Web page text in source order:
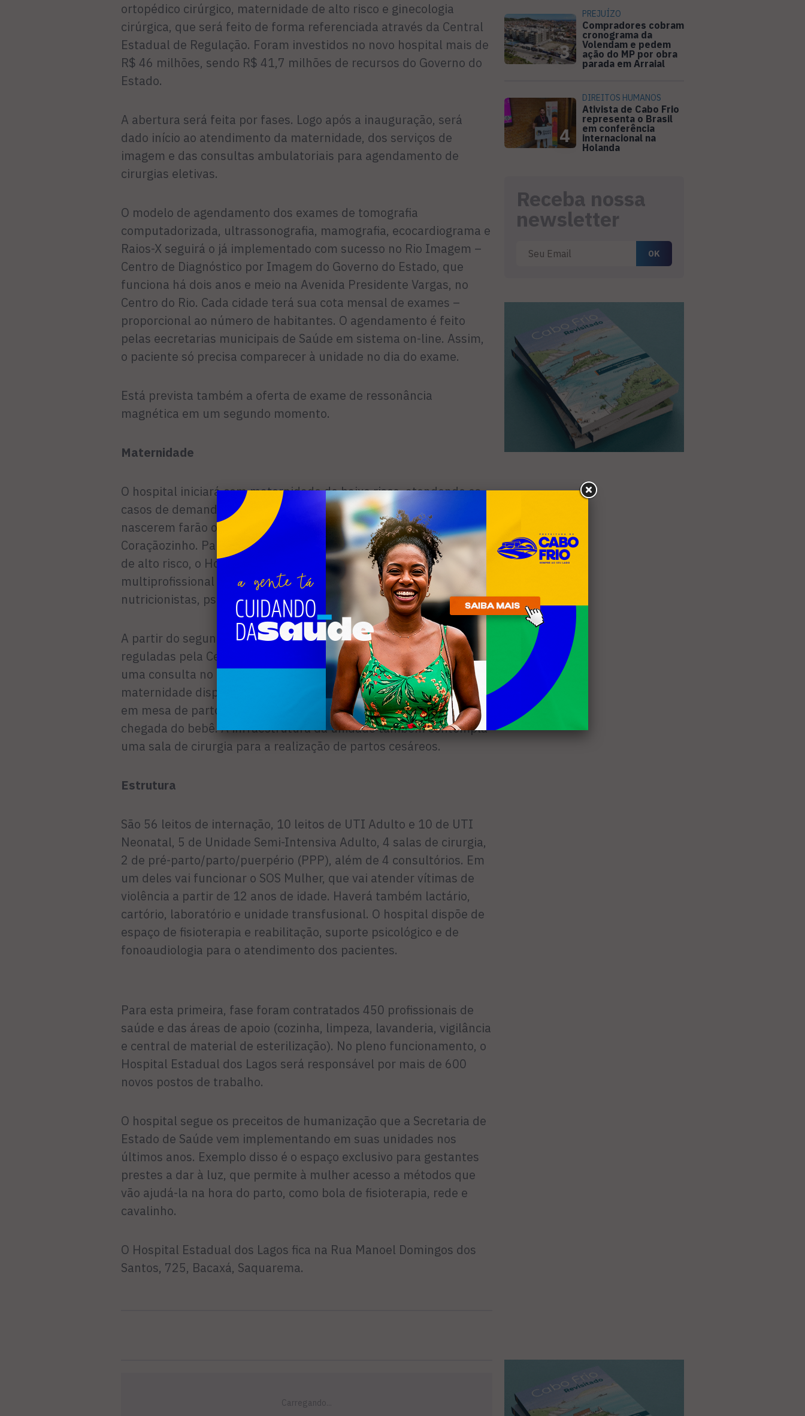
ortopédico cirúrgico, maternidade de alto risco e ginecologia
cirúrgica, que será feito de forma referenciada através da Central
Estadual de Regulação. Foram investidos no novo hospital mais de
R$ 46 milhões, sendo R$ 41,7 milhões de recursos do Governo do
Estado.
A abertura será feita por fases. Logo após a inauguração, será
dado início ao atendimento da maternidade, dos serviços de
imagem e das consultas ambulatoriais para agendamento de
cirurgias eletivas.
O modelo de agendamento dos exames de tomografia
computadorizada, ultrassonografia, mamografia, ecocardiograma e
Raios-X seguirá o já implementado com sucesso no Rio Imagem –
Centro de Diagnóstico por Imagem do Governo do Estado, que
funciona há dois anos e meio na Avenida Presidente Vargas, no
Centro do Rio. Cada cidade terá sua cota mensal de exames –
proporcional ao número de habitantes. O agendamento é feito
pelas eecretarias municipais de Saúde em sistema on-line. Assim,
o paciente só precisa comparecer à unidade no dia do exame.
Está prevista também a oferta de exame de ressonância
magnética em um segundo momento.
Maternidade
O hospital iniciará com maternidade de baixo risco, atendendo os
casos de demanda espontânea. Na unidade, todos os bebês que
nascerem farão os Testes do Pezinho, Orelhinha, Olhinho e
Coraçãozinho. Para realizar o atendimento de gestantes e bebês
de alto risco, o Hospital Estadual dos Lagos conta com equipe
multiprofissional especializada com médicos, enfermeiros,
nutricionistas, psicólogos e assistentes sociais.
A partir do segundo mês de funcionamento, as pacientes
reguladas pela Central Estadual de Regulação farão pelo menos
uma consulta no Hospital Estadual dos Lagos antes do parto. A
maternidade dispõe de salas de PPP, onde a cama se transforma
em mesa de parto normal e o acompanhante pode ver de perto a
chegada do bebê. A infraestrutura da unidade também contempla
uma sala de cirurgia para a realização de partos cesáreos.
Estrutura
São 56 leitos de internação, 10 leitos de UTI Adulto e 10 de UTI
Neonatal, 5 de Unidade Semi-Intensiva Adulto, 4 salas de cirurgia,
2 de pré-parto/parto/puerpério (PPP), além de 4 consultórios. Em
um deles vai funcionar o SOS Mulher, que vai atender vítimas de
violência a partir de 12 anos de idade. Haverá também lactário,
cartório, laboratório e unidade transfusional. O hospital dispõe de
espaço de fisioterapia e reabilitação, suporte psicológico e de
fonoaudiologia para o atendimento dos pacientes.
Para esta primeira, fase foram contratados 450 profissionais de
saúde e das áreas de apoio (cozinha, limpeza, lavanderia, vigilância
e central de material de esterilização). No pleno funcionamento, o
Hospital Estadual dos Lagos será responsável por mais de 600
novos postos de trabalho.
O hospital segue os preceitos de humanização que a Secretaria de
Estado de Saúde vem implementando em suas unidades nos
últimos anos. Exemplo disso é o espaço exclusivo para gestantes
prestes a dar à luz, que permite à mulher acesso a métodos que
vão ajudá-la na hora do parto, como bola de fisioterapia, rede e
cavalinho.
O Hospital Estadual dos Lagos fica na Rua Manoel Domingos dos
Santos, 725, Bacaxá, Saquarema.
3
PREJUÍZO
Compradores cobram
cronograma da
Volendam e pedem
ação do MP por obra
parada em Arraial
4
DIREITOS HUMANOS
Ativista de Cabo Frio
representa o Brasil
em conferência
internacional na
Holanda
Receba nossa
newsletter